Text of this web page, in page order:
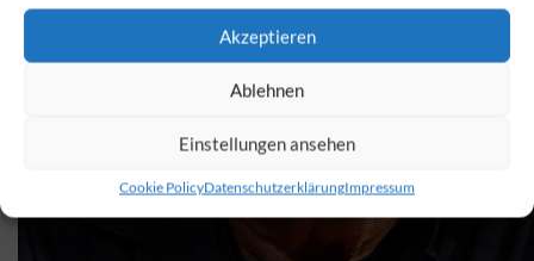
Akzeptieren
Ablehnen
Einstellungen ansehen
Cookie PolicyDatenschutzerklärungImpressum